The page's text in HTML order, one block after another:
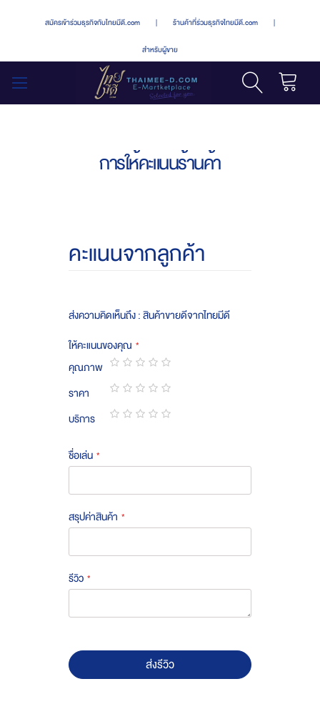
สมัครเข้าร่วมธุรกิจกับไทยมีดี.com | ร้านค้าที่ร่วมธุรกิจไทยมีดี.com |
สำหรับผู้ขาย
การให้คะแนนร้านค้า
คะแนนจากลูกค้า
ส่งความคิดเห็นถึง : สินค้าขายดีจากไทยมีดี
ให้คะแนนของคุณ
คุณภาพ
1
star
2
stars
3
stars
4
stars
5
stars
ราคา
1
star
2
stars
3
stars
4
stars
5
stars
บริการ
ชื่อเล่น
สรุปค่าสินค้า
รีวิว
ส่งรีวิว